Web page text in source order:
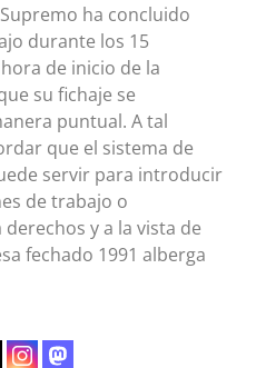
ha concluido
durante los 15
de inicio de la
su fichaje se
puntual. A tal
que el sistema de
servir para introducir
de trabajo o
y a la vista de
fechado 1991 alberga